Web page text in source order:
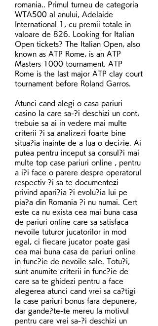
romania.. Primul turneu de categoria
WTA500 al anului, Adelaide
International 1, cu premii totale in
valoare de 826. Looking for Italian
Open tickets? The Italian Open, also
known as ATP Rome, is an ATP
Masters 1000 tournament. ATP
Rome is the last major ATP clay court
tournament before Roland Garros.
Atunci cand alegi o casa pariuri
casino la care sa-?i deschizi un cont,
trebuie sa ai in vedere mai multe
criterii ?i sa analizezi foarte bine
situa?ia inainte de a lua o decizie. Ai
putea pentru inceput sa consul?i mai
multe top case pariuri online , pentru
a i?i face o parere despre operatorul
respectiv ?i sa te documentezi
privind apari?ia ?i evolu?ia lui pe
pia?a din Romania ?i nu numai. Cert
este ca nu exista cea mai buna casa
de pariuri online care sa satisfaca
nevoile tuturor jucatorilor in mod
egal, ci fiecare jucator poate gasi
cea mai buna casa de pariuri online
in func?ie de nevoile sale. Totu?i,
sunt anumite criterii in func?ie de
care sa te ghidezi pentru a face
alegerea atunci cand vrei sa ca?tigi
la case pariuri bonus fara depunere,
dar gande?te-te mereu la motivul
pentru care vrei sa-?i deschizi un